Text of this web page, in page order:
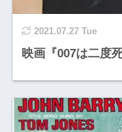
2021.07.27 Tue
映画『007は二度